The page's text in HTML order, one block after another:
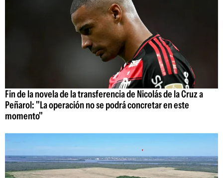
Fin de la novela de la transferencia de Nicolás de la Cruz a
Peñarol: "La operación no se podrá concretar en este
momento"